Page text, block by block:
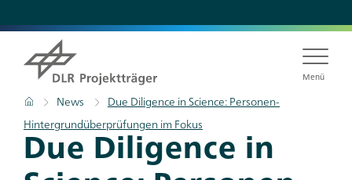
zum
Inhalt
Menü
Pfadnavigation
Startseite
News
Due Diligence in Science: Personen-
Hintergrundüberprüfungen im Fokus
Titel
Due Diligence in